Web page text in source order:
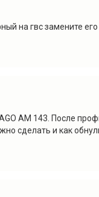
на гвс замените
АМ 143. После
сделать и как